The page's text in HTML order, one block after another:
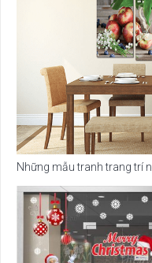
Những mẫu tranh trang trí